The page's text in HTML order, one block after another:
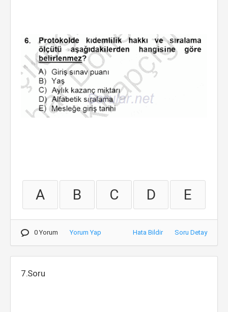
A B C D E
0 Yorum Yorum Yap Hata Bildir Soru Detay
7.Soru